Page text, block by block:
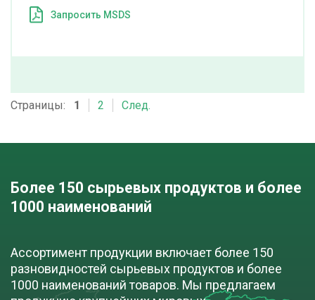
ДОБАВИТЬ В ЗАЯВКУ
Запросить MSDS
Страницы: 1 2 След.
Более 150 сырьевых продуктов и более
1000 наименований
Ассортимент продукции включает более 150
разновидностей сырьевых продуктов и более
1000 наименований товаров. Мы предлагаем